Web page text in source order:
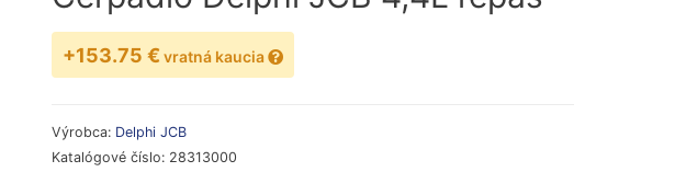
+153.75 € vratná kaucia
Výrobca: DelphiJCB
Katalógové číslo: 28313000